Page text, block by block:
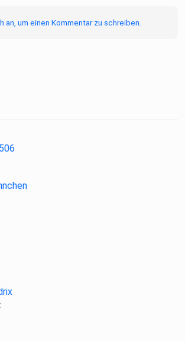
an, um einen Kommentar zu schreiben.